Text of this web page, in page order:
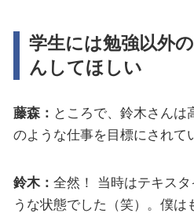
学生には勉強以外
んしてほしい
藤森： ところで、鈴木さんは
のような仕事を目標にされて
鈴木： 全然！ 当時はテキス
うな状態でした（笑）。僕は